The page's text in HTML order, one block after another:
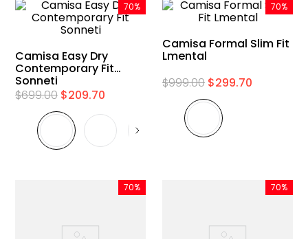
70%
Camisa Easy Dry
Contemporary Fit
Sonneti
$699.00 $209.70
70%
Camisa Formal Slim Fit
Lmental
$999.00 $299.70
70% 70%